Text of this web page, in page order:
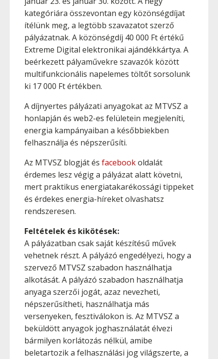
kategóriára összevontan egy közönségdíjat
ítélünk meg, a legtöbb szavazatot szerző
pályázatnak. A közönségdíj 40 000 Ft értékű
Extreme Digital elektronikai ajándékkártya. A
beérkezett pályaművekre szavazók között
multifunkcionális napelemes töltőt sorsolunk
ki 17 000 Ft értékben.
A díjnyertes pályázati anyagokat az MTVSZ a
honlapján és web2-es felületein megjeleníti,
energia kampányaiban a későbbiekben
felhasználja és népszerűsíti.
Az MTVSZ blogját és facebookoldalát
érdemes lesz végig a pályázat alatt követni,
mert praktikus energiatakarékossági tippeket
és érdekes energia-híreket olvashatsz
rendszeresen.
Feltételek és kikötések:
A pályázatban csak saját készítésű művek
vehetnek részt. A pályázó engedélyezi, hogy a
szervező MTVSZ szabadon használhatja
alkotását. A pályázó szabadon használhatja
anyaga szerzői jogát, azaz nevezheti,
népszerűsítheti, használhatja más
versenyeken, fesztiválokon is. Az MTVSZ a
beküldött anyagok joghasználatát élvezi
bármilyen korlátozás nélkül, amibe
beletartozik a felhasználási jog világszerte, a